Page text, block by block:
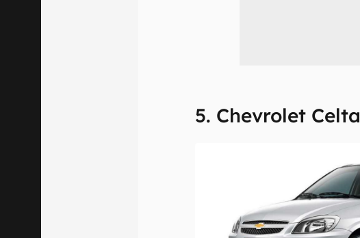
5. Chevrolet Celta